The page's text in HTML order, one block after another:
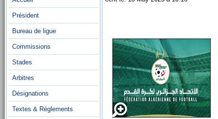
Président
Bureau de ligue
Commissions
Stades
Arbitres
Désignations
Textes & Réglements